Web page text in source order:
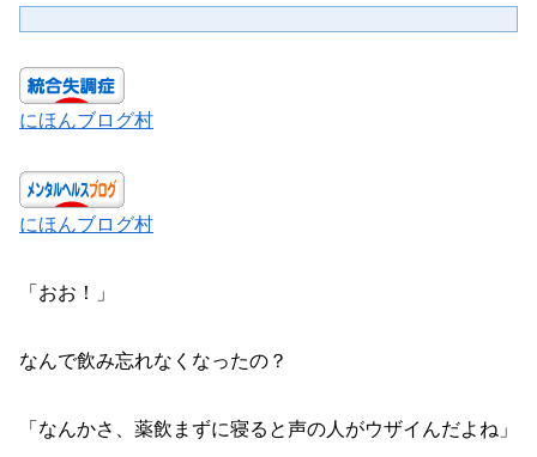
にほんブログ村
にほんブログ村
「おお！」
なんで飲み忘れなくなったの？
「なんかさ、薬飲まずに寝ると声の人がウザイんだよね」